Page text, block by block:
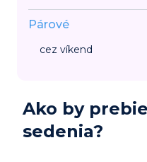
Párové
cez víkend
Ako by
sedenia?